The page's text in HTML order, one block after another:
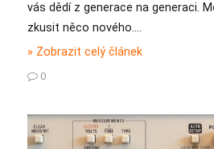
vás dědí z generace na generaci.
zkusit něco nového….
» Zobrazit celý článek
0